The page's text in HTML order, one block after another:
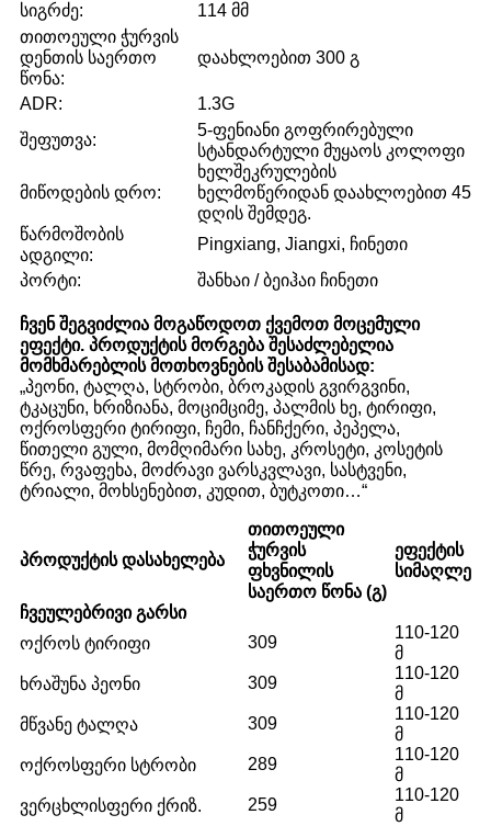
სიგრძე:
114 მმ
თითოეული ჭურვის
დენთის საერთო
წონა:
დაახლოებით 300 გ
ADR:
1.3G
შეფუთვა:
5-ფენიანი გოფრირებული
სტანდარტული მუყაოს კოლოფი
მიწოდების დრო:
ხელშეკრულების
ხელმოწერიდან დაახლოებით 45
დღის შემდეგ.
წარმოშობის
ადგილი:
Pingxiang, Jiangxi, ჩინეთი
პორტი:
შანხაი / ბეიჰაი ჩინეთი
ჩვენ შეგვიძლია მოგაწოდოთ ქვემოთ მოცემული
ეფექტი. პროდუქტის მორგება შესაძლებელია
მომხმარებლის მოთხოვნების შესაბამისად:
„პეონი, ტალღა, სტრობი, ბროკადის გვირგვინი,
ტკაცუნი, ხრიზიანა, მოციმციმე, პალმის ხე, ტირიფი,
ოქროსფერი ტირიფი, ჩემი, ჩანჩქერი, პეპელა,
წითელი გული, მომღიმარი სახე, კროსეტი, კოსეტის
წრე, რვაფეხა, მოძრავი ვარსკვლავი, სასტვენი,
ტრიალი, მოხსენებით, კუდით, ბუტკოთი…“
ᲞᲠᲝᲓᲣᲥᲢᲘᲡ ᲓᲐᲡᲐᲮᲔᲚᲔᲑᲐ
ᲗᲘᲗᲝᲔᲣᲚᲘ
ᲭᲣᲠᲕᲘᲡ
ᲤᲮᲕᲜᲘᲚᲘᲡ
ᲡᲐᲔᲠᲗᲝ ᲬᲝᲜᲐ (Გ)
ᲔᲤᲔᲥᲢᲘᲡ
ᲡᲘᲛᲐᲦᲚᲔ
ᲩᲕᲔᲣᲚᲔᲑᲠᲘᲕᲘ ᲒᲐᲠᲡᲘ
ოქროს ტირიფი
309
110-120
მ
ხრაშუნა პეონი
309
110-120
მ
მწვანე ტალღა
309
110-120
მ
ოქროსფერი სტრობი
289
110-120
მ
ვერცხლისფერი ქრიზ.
259
110-120
მ